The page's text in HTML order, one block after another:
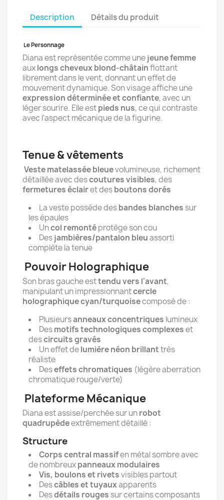
Description Détails du produit
Le Personnage
Diana est représentée comme unejeune femme
auxlongs cheveux blond-châtainflottant
librement dans le vent, donnant un effet de
mouvement dynamique. Son visage affiche une
expression déterminée et confiante, avec un
léger sourire. Elle estpieds nus, ce qui contraste
avec l'aspect mécanique de la figurine.
Tenue & vêtements
Veste matelassée bleuevolumineuse, richement
détaillée avec descoutures visibles, des
fermetures éclairet desboutons dorés
La veste possède desbandes blanches sur
les épaules
Uncol remontéprotège son cou
Desjambières/pantalon bleuassorti
complète la tenue
Pouvoir Holographique
Son bras gauche esttendu vers l'avant,
manipulant un impressionnantcercle
holographique cyan/turquoisecomposé de :
Plusieursanneaux concentriques lumineux
Desmotifs technologiques complexeset
descircuits gravés
Un effet delumière néon brillanttrès
réaliste
Deseffets chromatiques (légère aberration
chromatique rouge/verte)
Plateforme Mécanique
Diana est assise/perchée sur unrobot
quadrupèdeextrêmement détaillé :
Structure
Corps central massifen métal sombre avec
de nombreuxpanneaux modulaires
Vis, boulons et rivetsvisibles partout
Descâbles et tuyauxapparents
Desdétails rouges sur certains composants